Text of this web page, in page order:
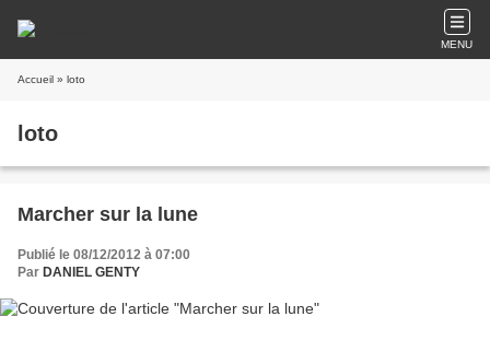
MENU
Accueil » loto
loto
Marcher sur la lune
Publié le 08/12/2012 à 07:00
Par DANIEL GENTY